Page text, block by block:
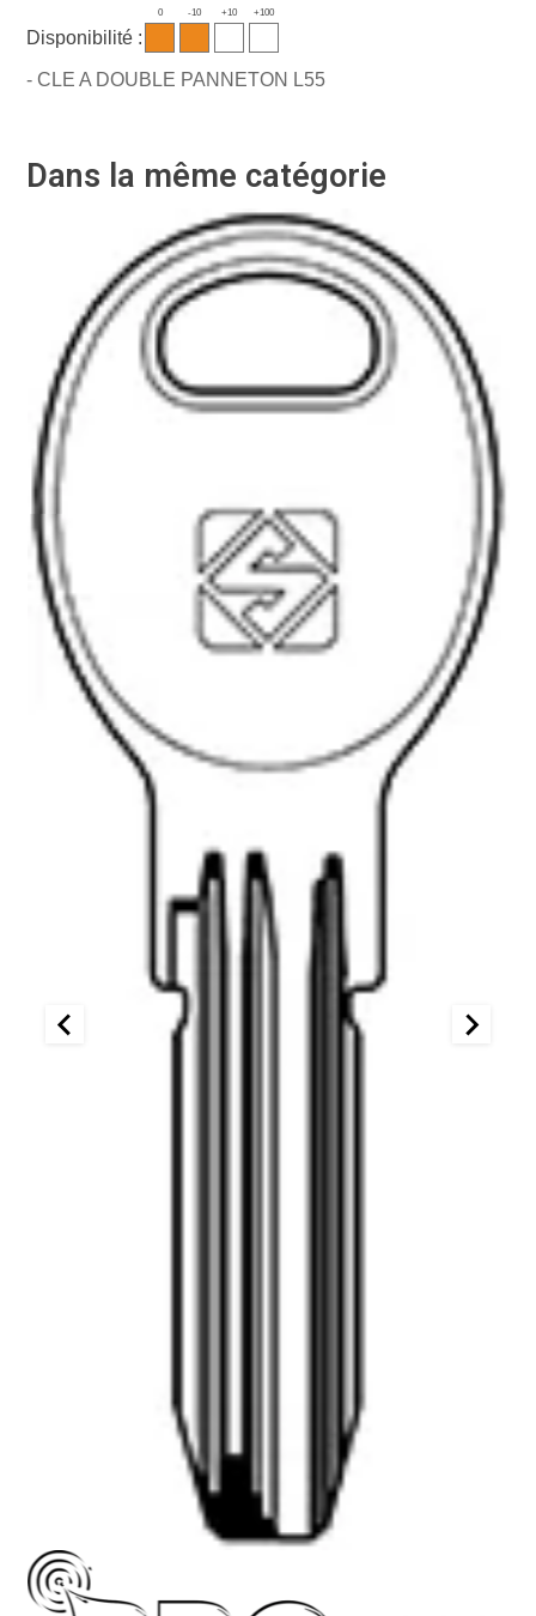
Disponibilité :
0 -10 +10 +100
- CLE A DOUBLE PANNETON L55
Dans la même catégorie